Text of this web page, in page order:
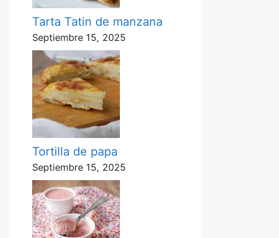
Tarta Tatin de manzana
Septiembre 15, 2025
Tortilla de papa
Septiembre 15, 2025